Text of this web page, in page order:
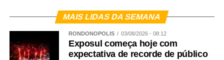
MAIS LIDAS DA SEMANA
RONDONÓPOLIS 03/08/2026 - 08:12
Exposul começa hoje com
expectativa de recorde de público